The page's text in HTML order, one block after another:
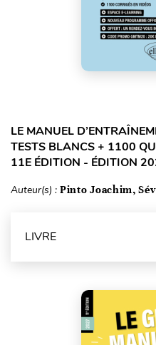
LE MANUEL
TESTS BLANCS + 1100
11E ÉDITION - ÉDITION
Auteur(s) : Pinto Joachim,
LIVRE